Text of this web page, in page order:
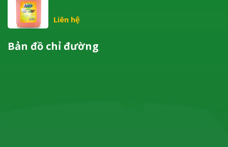
Liên hệ
Bản đồ chỉ đường